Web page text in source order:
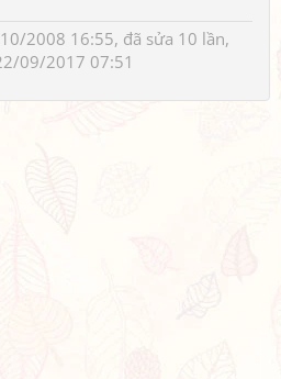
2008 16:55, đã sửa 10 lần,
09/2017 07:51